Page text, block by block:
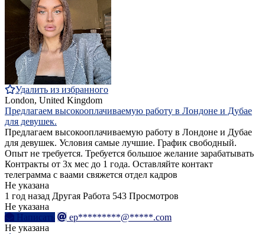
Удалить из избранного
London, United Kingdom
Предлагаем высокооплачиваемую работу в Лондоне и Дубае
для девушек.
Предлагаем высокооплачиваемую работу в Лондоне и Дубае
для девушек. Условия самые лучшие. График свободный.
Опыт не требуется. Требуется большое желание зарабатывать
Контракты от 3х мес до 1 года. Оставляйте контакт
телеграмма с ваами свяжется отдел кадров
Не указана
1 год назад Другая Работа 543 Просмотров
Не указана
Написать
ep*********@*****.com
Не указана